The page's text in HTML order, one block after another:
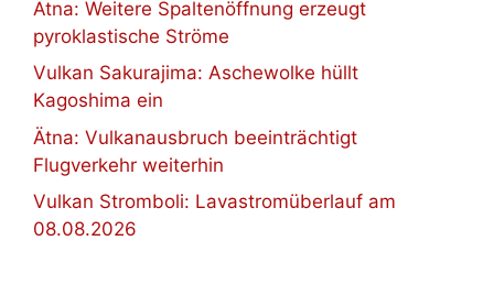
Ätna: Weitere Spaltenöffnung erzeugt
pyroklastische Ströme
Vulkan Sakurajima: Aschewolke hüllt
Kagoshima ein
Ätna: Vulkanausbruch beeinträchtigt
Flugverkehr weiterhin
Vulkan Stromboli: Lavastromüberlauf am
08.08.2026